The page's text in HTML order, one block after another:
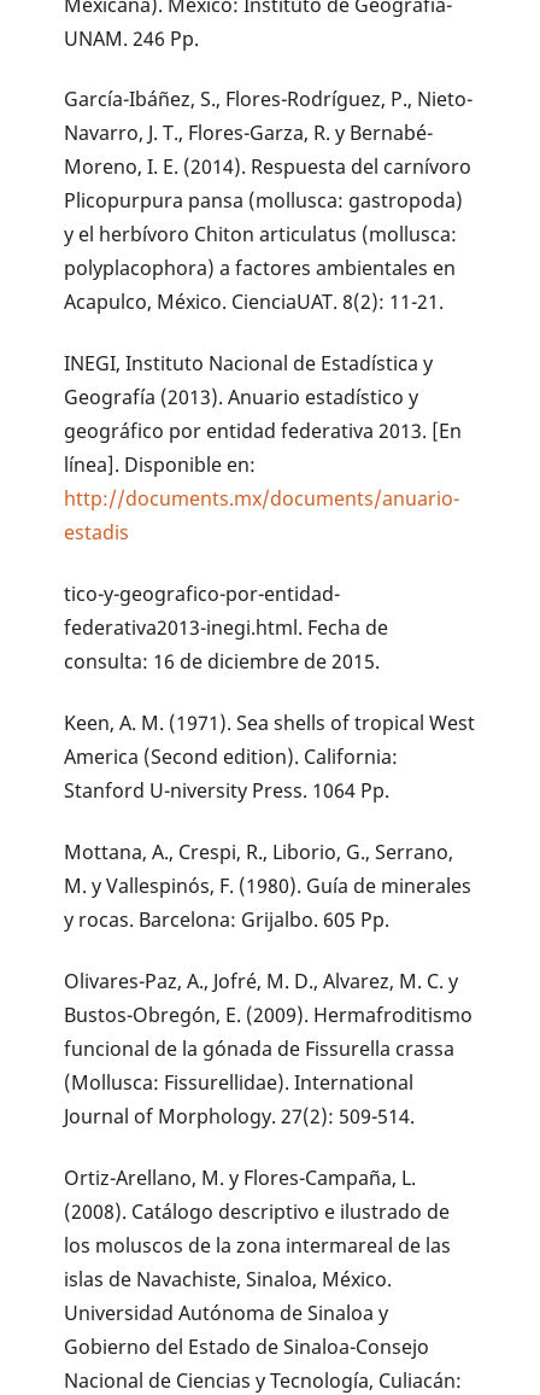
UNAM. 246 Pp.
García-Ibáñez, S., Flores-Rodríguez, P., Nieto-
Navarro, J. T., Flores-Garza, R. y Bernabé-
Moreno, I. E. (2014). Respuesta del carnívoro
Plicopurpura pansa (mollusca: gastropoda)
y el herbívoro Chiton articulatus (mollusca:
polyplacophora) a factores ambientales en
Acapulco, México. CienciaUAT. 8(2): 11-21.
INEGI, Instituto Nacional de Estadística y
Geografía (2013). Anuario estadístico y
geográfico por entidad federativa 2013. [En
línea]. Disponible en:
http://documents.mx/documents/anuario-
estadis
tico-y-geografico-por-entidad-
federativa2013-inegi.html. Fecha de
consulta: 16 de diciembre de 2015.
Keen, A. M. (1971). Sea shells of tropical West
America (Second edition). California:
Stanford U-niversity Press. 1064 Pp.
Mottana, A., Crespi, R., Liborio, G., Serrano,
M. y Vallespinós, F. (1980). Guía de minerales
y rocas. Barcelona: Grijalbo. 605 Pp.
Olivares-Paz, A., Jofré, M. D., Alvarez, M. C. y
Bustos-Obregón, E. (2009). Hermafroditismo
funcional de la gónada de Fissurella crassa
(Mollusca: Fissurellidae). International
Journal of Morphology. 27(2): 509-514.
Ortiz-Arellano, M. y Flores-Campaña, L.
(2008). Catálogo descriptivo e ilustrado de
los moluscos de la zona intermareal de las
islas de Navachiste, Sinaloa, México.
Universidad Autónoma de Sinaloa y
Gobierno del Estado de Sinaloa-Consejo
Nacional de Ciencias y Tecnología, Culiacán: